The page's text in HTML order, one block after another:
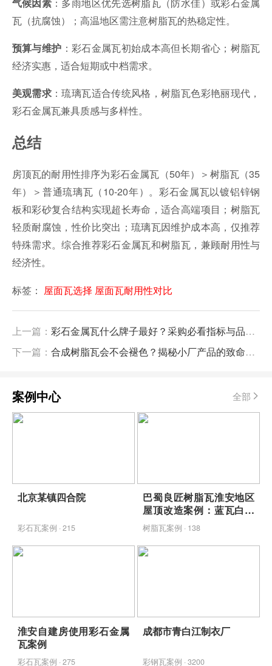
瓦（抗腐蚀）；高温地区需注意树脂瓦的热稳定性。
预算与维护 ：彩石金属瓦初始成本高但长期省心；树脂瓦
经济实惠，适合短期或中档需求。
美观需求 ：琉璃瓦适合传统风格，树脂瓦色彩艳丽现代，
彩石金属瓦兼具质感与多样性。
总结
房顶瓦的耐用性排序为彩石金属瓦（50年）＞树脂瓦（35
年）＞普通琉璃瓦（10-20年）。彩石金属瓦以镀铝锌钢
板和彩砂复合结构实现超长寿命，适合高端项目；树脂瓦
轻质耐腐蚀，性价比突出；琉璃瓦因维护成本高，仅推荐
特殊需求。综合推荐彩石金属瓦和树脂瓦，兼顾耐用性与
经济性。
标签： 屋面瓦选择 屋面瓦耐用性对比
上一篇： 彩石金属瓦什么牌子最好？采购必看指标与品牌推荐
下一篇： 合成树脂瓦会不会褪色？揭秘小厂产品的致命缺陷
案例中心 全部
北京某镇四合院
彩石瓦案例 · 215
巴蜀良匠树脂瓦淮安地区
屋顶改造案例：蓝瓦白墙
映青山，包工包料省心焕
新
树脂瓦案例 · 138
淮安自建房使用彩石金属
瓦案例
彩石瓦案例 · 275
成都市青白江制衣厂
彩钢瓦案例 · 3200